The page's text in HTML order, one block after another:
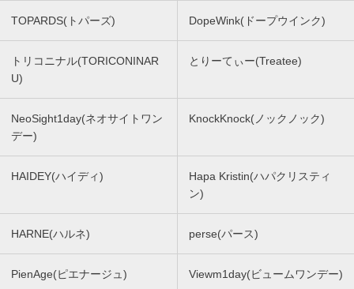
TOPARDS(トパーズ) DopeWink(ドープウインク)
トリコニナル(TORICONINAR
U)
とりーてぃー(Treatee)
NeoSight1day(ネオサイトワン
デー)
KnockKnock(ノックノック)
HAIDEY(ハイディ)
Hapa Kristin(ハパクリスティ
ン)
HARNE(ハルネ) perse(パース)
PienAge(ピエナージュ) Viewm1day(ビュームワンデー)